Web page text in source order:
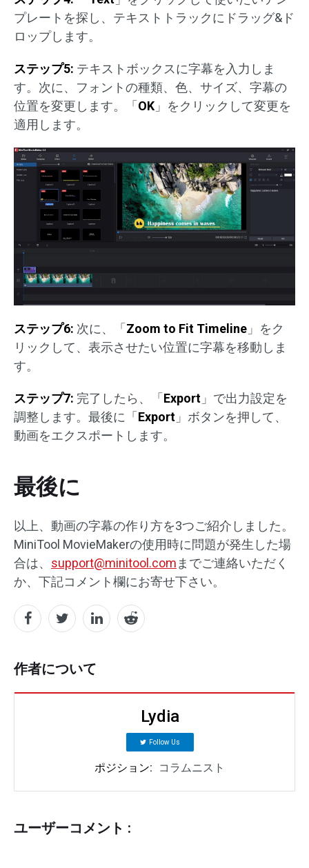
プレートを探し、テキストトラックにドラッグ&ド
ロップします。
ステップ5: テキストボックスに字幕を入力しま
す。次に、フォントの種類、色、サイズ、字幕の
位置を変更します。「 OK 」をクリックして変更を
適用します。
ステップ6: 次に、「 Zoom to Fit Timeline 」をク
リックして、表示させたい位置に字幕を移動しま
す。
ステップ7: 完了したら、「 Export 」で出力設定を
調整します。最後に「 Export 」ボタンを押して、
動画をエクスポートします。
最後に
以上、動画の字幕の作り方を3つご紹介しました。
MiniTool MovieMakerの使用時に問題が発生した場
合は、 support@minitool.comまでご連絡いただく
か、下記コメント欄にお寄せ下さい。
作者について
Lydia
Follow Us
ポジション: コラムニスト
ユーザーコメント :